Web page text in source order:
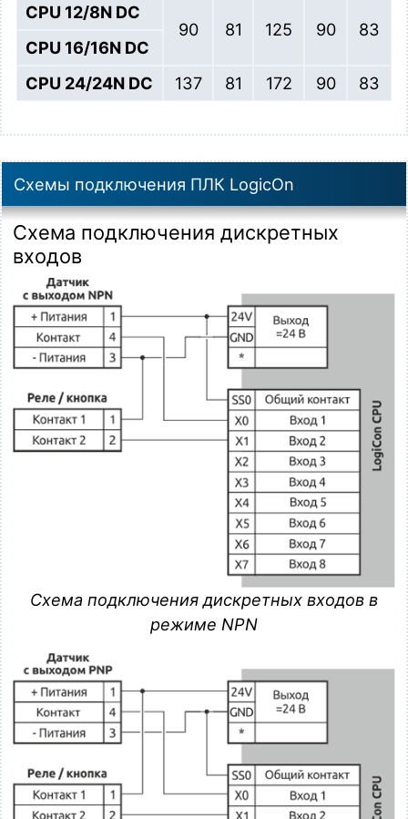
CPU 12/8N DC
90
81 125 90
83
CPU 16/16N DC
CPU 24/24N DC
137 81 172 90 83
Схемы подключения ПЛК LogicOn
Схема подключения дискретных
входов
Схема подключения дискретных входов в
режиме NPN